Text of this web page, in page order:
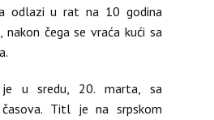
odlazi u rat na 10 godina
čega se vraća kući sa
je u sredu, 20. marta, sa
Titl je na srpskom